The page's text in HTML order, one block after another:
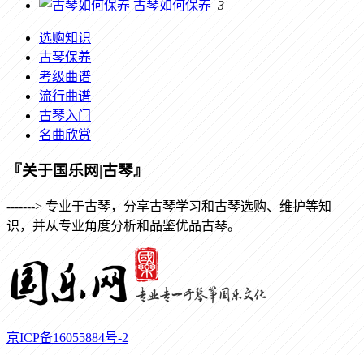
古琴如何保养 3
选购知识
古琴保养
考级曲谱
流行曲谱
古琴入门
名曲欣赏
『关于国乐网|古琴』
-------> 专业于古琴，分享古琴学习和古琴选购、维护等知
识，并从专业角度分析和品鉴优品古琴。
京ICP备16055884号-2